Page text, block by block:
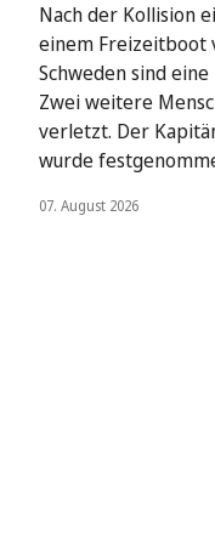
Nach der Kollision
einem Freizeitboot
Schweden sind
Zwei weitere
verletzt. Der
wurde
07. August 2026